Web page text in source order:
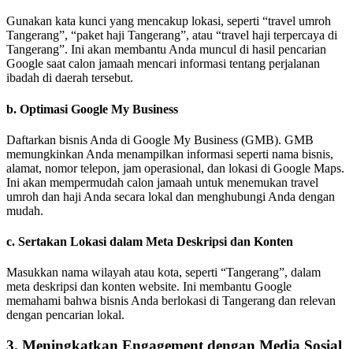
Gunakan kata kunci yang mencakup lokasi, seperti “travel umroh
Tangerang”, “paket haji Tangerang”, atau “travel haji terpercaya di
Tangerang”. Ini akan membantu Anda muncul di hasil pencarian
Google saat calon jamaah mencari informasi tentang perjalanan
ibadah di daerah tersebut.
b. Optimasi Google My Business
Daftarkan bisnis Anda di Google My Business (GMB). GMB
memungkinkan Anda menampilkan informasi seperti nama bisnis,
alamat, nomor telepon, jam operasional, dan lokasi di Google Maps.
Ini akan mempermudah calon jamaah untuk menemukan travel
umroh dan haji Anda secara lokal dan menghubungi Anda dengan
mudah.
c. Sertakan Lokasi dalam Meta Deskripsi dan Konten
Masukkan nama wilayah atau kota, seperti “Tangerang”, dalam
meta deskripsi dan konten website. Ini membantu Google
memahami bahwa bisnis Anda berlokasi di Tangerang dan relevan
dengan pencarian lokal.
3. Meningkatkan Engagement dengan Media Sosial